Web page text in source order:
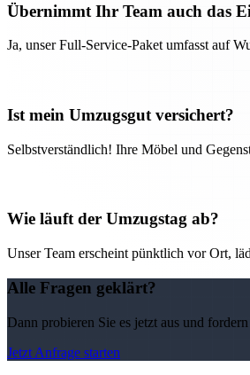
Übernimmt Ihr Team auch das
Ja, unser Full-Service-Paket umfasst auf
Ist mein Umzugsgut versichert?
Selbstverständlich! Ihre Möbel und
Wie läuft der Umzugstag ab?
Unser Team erscheint pünktlich vor Ort,
Alle Fragen geklärt?
Dann probieren Sie es jetzt aus und
Jetzt Anfrage starten